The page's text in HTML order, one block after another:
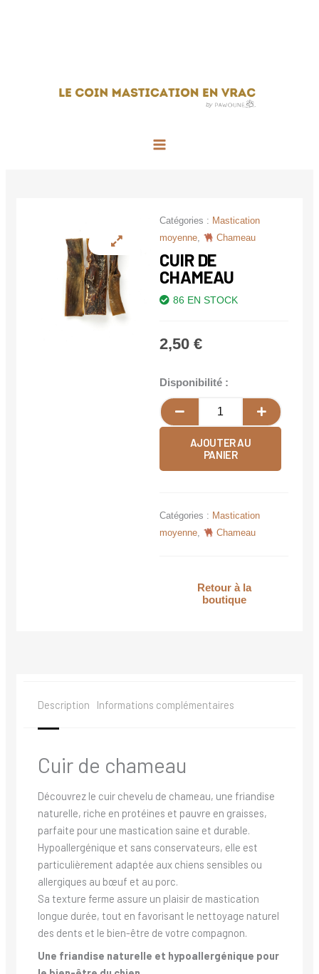
Catégories : Mastication
moyenne, Chameau
CUIR DE
CHAMEAU
86 EN STOCK
2,50 €
Disponibilité :
quantité
Cuir
chameau
AJOUTER AU
PANIER
Catégories : Mastication
moyenne, Chameau
Retour à la
boutique
Description Informations complémentaires
Cuir de chameau
Découvrez le cuir chevelu de chameau, une friandise
naturelle, riche en protéines et pauvre en graisses,
parfaite pour une mastication saine et durable.
Hypoallergénique et sans conservateurs, elle est
particulièrement adaptée aux chiens sensibles ou
allergiques au bœuf et au porc.
Sa texture ferme assure un plaisir de mastication
longue durée, tout en favorisant le nettoyage naturel
des dents et le bien-être de votre compagnon.
Une friandise naturelle et hypoallergénique pour